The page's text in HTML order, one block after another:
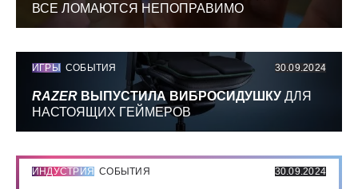
ВСЕ ЛОМАЮТСЯ НЕПОПРАВИМО
ИГРЫ СОБЫТИЯ 30.09.2024
RAZER ВЫПУСТИЛА ВИБРОСИДУШКУ ДЛЯ
НАСТОЯЩИХ ГЕЙМЕРОВ
ИНДУСТРИЯ СОБЫТИЯ 30.09.2024